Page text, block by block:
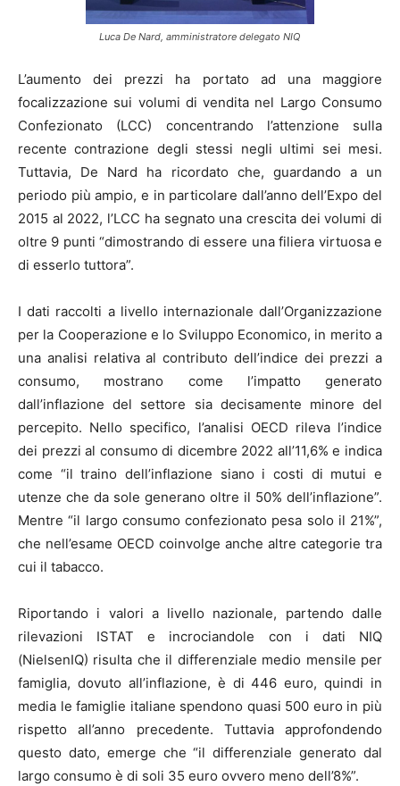
Luca De Nard, amministratore delegato NIQ
L’aumento dei prezzi ha portato ad una maggiore
focalizzazione sui volumi di vendita nel Largo Consumo
Confezionato (LCC) concentrando l’attenzione sulla
recente contrazione degli stessi negli ultimi sei mesi.
Tuttavia, De Nard ha ricordato che, guardando a un
periodo più ampio, e in particolare dall’anno dell’Expo del
2015 al 2022, l’LCC ha segnato una crescita dei volumi di
oltre 9 punti “dimostrando di essere una filiera virtuosa e
di esserlo tuttora”.
I dati raccolti a livello internazionale dall’Organizzazione
per la Cooperazione e lo Sviluppo Economico, in merito a
una analisi relativa al contributo dell’indice dei prezzi a
consumo, mostrano come l’impatto generato
dall’inflazione del settore sia decisamente minore del
percepito. Nello specifico, l’analisi OECD rileva l’indice
dei prezzi al consumo di dicembre 2022 all’11,6% e indica
come “il traino dell’inflazione siano i costi di mutui e
utenze che da sole generano oltre il 50% dell’inflazione”.
Mentre “il largo consumo confezionato pesa solo il 21%”,
che nell’esame OECD coinvolge anche altre categorie tra
cui il tabacco.
Riportando i valori a livello nazionale, partendo dalle
rilevazioni ISTAT e incrociandole con i dati NIQ
(NielsenIQ) risulta che il differenziale medio mensile per
famiglia, dovuto all’inflazione, è di 446 euro, quindi in
media le famiglie italiane spendono quasi 500 euro in più
rispetto all’anno precedente. Tuttavia approfondendo
questo dato, emerge che “il differenziale generato dal
largo consumo è di soli 35 euro ovvero meno dell’8%”.